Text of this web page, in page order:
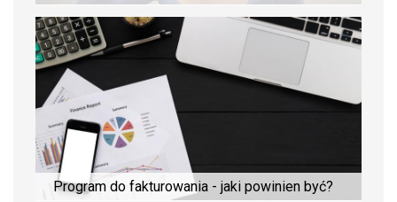
Program do fakturowania - jaki powinien być?